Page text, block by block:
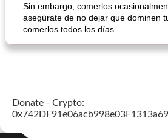
Sin embargo, comerlos
asegúrate de no dejar que dominen
comerlos todos los días
Donate - Crypto: